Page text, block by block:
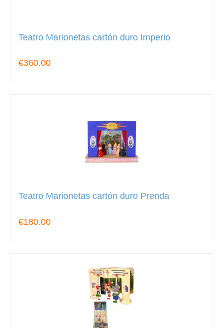
Teatro Marionetas cartón duro Imperio
€360.00
Teatro Marionetas cartón duro Prenda
€180.00